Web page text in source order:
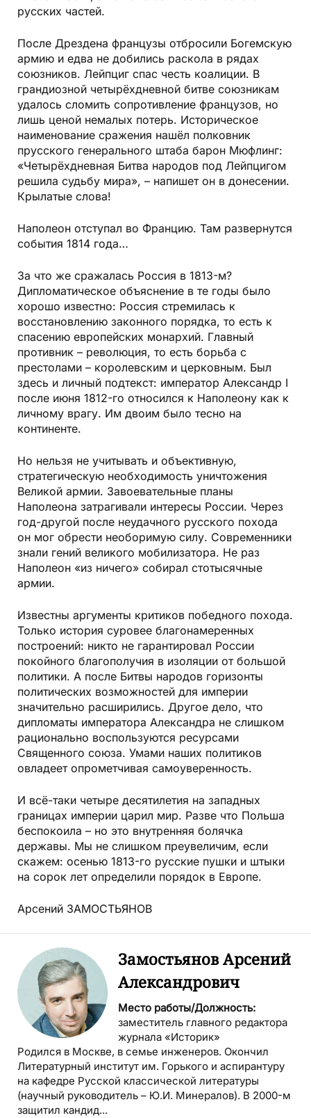
русских частей.
После Дрездена французы отбросили Богемскую
армию и едва не добились раскола в рядах
союзников. Лейпциг спас честь коалиции. В
грандиозной четырёхдневной битве союзникам
удалось сломить сопротивление французов, но
лишь ценой немалых потерь. Историческое
наименование сражения нашёл полковник
прусского генерального штаба барон Мюфлинг:
«Четырёхдневная Битва народов под Лейпцигом
решила судьбу мира», – напишет он в донесении.
Крылатые слова!
Наполеон отступал во Францию. Там развернутся
события 1814 года…
За что же сражалась Россия в 1813-м?
Дипломатическое объяснение в те годы было
хорошо известно: Россия стремилась к
восстановлению законного порядка, то есть к
спасению европейских монархий. Главный
противник – революция, то есть борьба с
престолами – королевским и церковным. Был
здесь и личный подтекст: император Александр I
после июня 1812-го относился к Наполеону как к
личному врагу. Им двоим было тесно на
континенте.
Но нельзя не учитывать и объективную,
стратегическую необходимость уничтожения
Великой армии. Завоевательные планы
Наполеона затрагивали интересы России. Через
год-другой после неудачного русского похода
он мог обрести необоримую силу. Современники
знали гений великого мобилизатора. Не раз
Наполеон «из ничего» собирал стотысячные
армии.
Известны аргументы критиков победного похода.
Только история суровее благонамеренных
построений: никто не гарантировал России
покойного благополучия в изоляции от большой
политики. А после Битвы народов горизонты
политических возможностей для империи
значительно расширились. Другое дело, что
дипломаты императора Александра не слишком
рационально воспользуются ресурсами
Священного союза. Умами наших политиков
овладеет опрометчивая самоуверенность.
И всё-таки четыре десятилетия на западных
границах империи царил мир. Разве что Польша
беспокоила – но это внутренняя болячка
державы. Мы не слишком преувеличим, если
скажем: осенью 1813-го русские пушки и штыки
на сорок лет определили порядок в Европе.
Арсений ЗАМОСТЬЯНОВ
Замостьянов Арсений
Александрович
Место работы/Должность:
заместитель главного редактора
журнала «Историк»
Родился в Москве, в семье инженеров. Окончил
Литературный институт им. Горького и аспирантуру
на кафедре Русской классической литературы
(научный руководитель – Ю.И. Минералов). В 2000-м
защитил кандид...